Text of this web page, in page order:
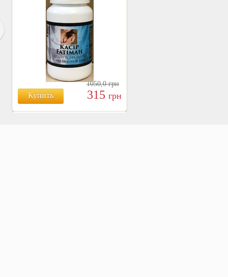
Купить
1050,0грн
315 грн